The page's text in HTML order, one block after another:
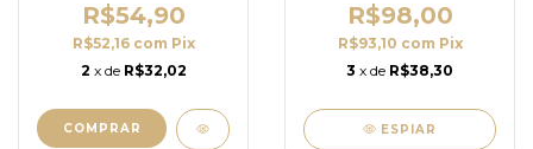
R$54,90
R$52,16 com Pix
2 x de R$32,02
R$98,00
R$93,10 com Pix
3 x de R$38,30
ESPIAR